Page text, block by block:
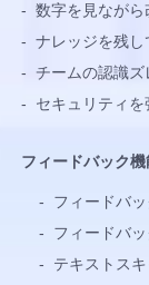
- 数字を見ながら
- ナレッジを残
- チームの認識
-
セキュリティを
フィードバック機
-
フィードバッ
-
フィードバ
-
テキストス